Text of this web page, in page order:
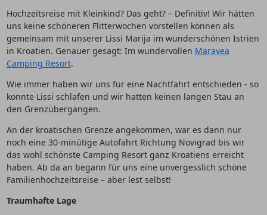
Hochzeitsreise mit Kleinkind? Das geht? – Definitiv! Wir hätten
uns keine schöneren Flitterwochen vorstellen können als
gemeinsam mit unserer Lissi Marija im wunderschönen Istrien
in Kroatien. Genauer gesagt: Im wundervollen Maravea
Camping Resort.
Wie immer haben wir uns für eine Nachtfahrt entschieden - so
konnte Lissi schlafen und wir hatten keinen langen Stau an
den Grenzübergängen.
An der kroatischen Grenze angekommen, war es dann nur
noch eine 30-minütige Autofahrt Richtung Novigrad bis wir
das wohl schönste Camping Resort ganz Kroatiens erreicht
haben. Ab da an begann für uns eine unvergesslich schöne
Familienhochzeitsreise – aber lest selbst!
Traumhafte Lage